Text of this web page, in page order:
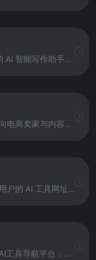
蛙蛙写作是一款面向普通用户与内容创作者的 AI 智能写作助手，主打“快速生成文本与提升写作效率”。它通过 AI 模型辅助用户进行文章创作、文案生成与内容改写，适合需要快速产出文字内容的场景。平台的核心目标是让写作变得更简单，减少用户在构思与表达上的时间投入。
垂直深耕服饰领域的AIGC电商营销工具，面向电商卖家与内容创作者，提供AI商品图生成、模特换脸、图生视频及种草文案创作等能力。
AI工具导航（Aig123.com）是一款面向普通用户的 AI 工具网址导航平台，已收录 3000+ 国内外热门 AI 工具网站，覆盖 AI 写作、AI 绘画、AI 聊天、AI 视频、AI 音乐、AI 游戏、AI 办公、AI 编程等多个领域。它的定位是“工具入口汇总与分类导航”，通过统一入口减少用户在不同网站间跳转的成本，并提供相关 AI 资讯与学习内容，帮助用户更快上手工具与理解应用场景。
AIGC工具导航是一款面向普通用户的生成式AI工具导航平台，旨在汇聚全网AI工具并按功能进行系统化分类。它覆盖AI写作、AI绘画、AI视频、AI办公、AI数字人、AI设计、AI语音、AI音乐、AI论文、AI简历、AI智能体、文本转语音等多种类型，提供一站式入口，让用户在一个页面内就能浏览、筛选并找到需要的工具。